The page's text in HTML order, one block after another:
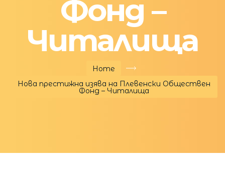
Фонд –
Читалища
Home
Нова престижна изява на Плевенски Обществен
Фонд – Читалища